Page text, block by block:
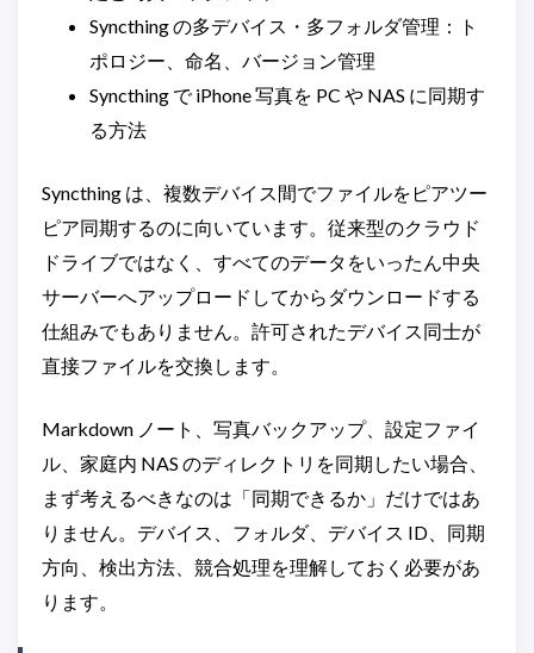
Syncthing の多デバイス・多フォルダ管理：ト
ポロジー、命名、バージョン管理
Syncthing で iPhone 写真を PC や NAS に同期す
る方法
Syncthing は、複数デバイス間でファイルをピアツー
ピア同期するのに向いています。従来型のクラウド
ドライブではなく、すべてのデータをいったん中央
サーバーへアップロードしてからダウンロードする
仕組みでもありません。許可されたデバイス同士が
直接ファイルを交換します。
Markdown ノート、写真バックアップ、設定ファイ
ル、家庭内 NAS のディレクトリを同期したい場合、
まず考えるべきなのは「同期できるか」だけではあ
りません。デバイス、フォルダ、デバイス ID、同期
方向、検出方法、競合処理を理解しておく必要があ
ります。